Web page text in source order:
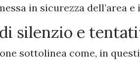
in sicurezza dell’area
silenzio e
sottolinea come, in